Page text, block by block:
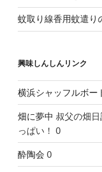
蚊取り線香用蚊遣り
興味しんしんリンク
横浜シャッフルボー
畑に夢中 叔父の畑
っぱい！ 0
酔陶会 0